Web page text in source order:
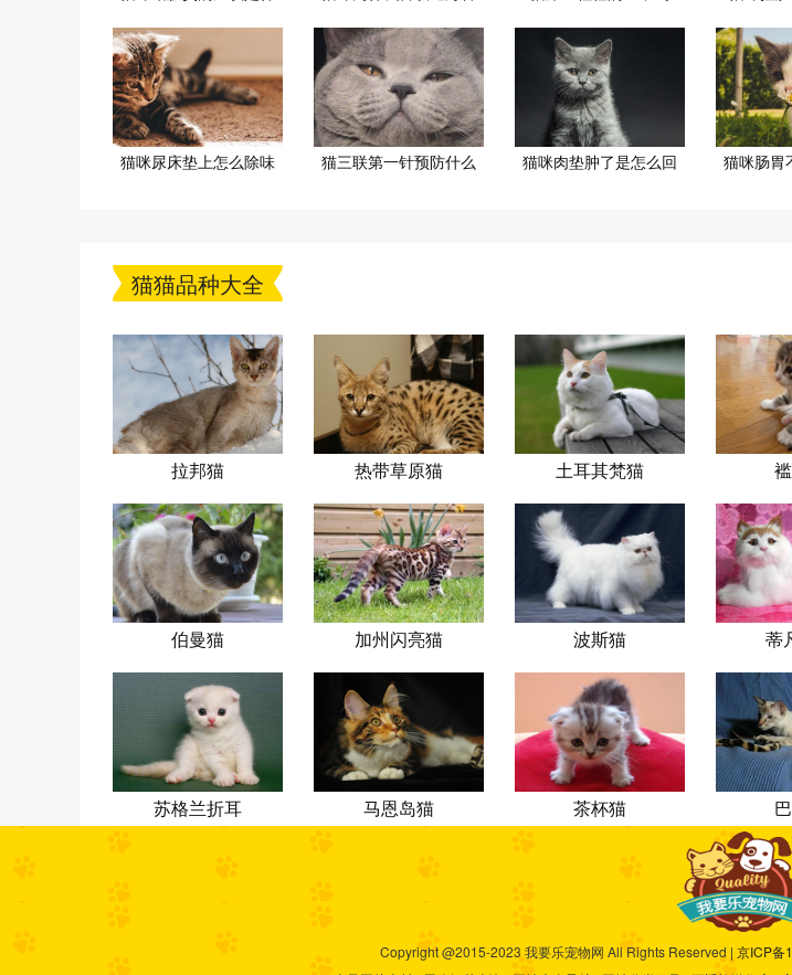
猫咪尿床垫上怎么除味 猫三联第一针预防什么 猫咪肉垫肿了是怎么回 猫咪肠胃
猫猫品种大全
拉邦猫 热带草原猫 土耳其梵猫
伯曼猫 加州闪亮猫 波斯猫 蒂
苏格兰折耳
猫
马恩岛猫 茶杯猫
Copyright @2015-2023 我要乐宠物网 All Rights Reserved | 京ICP备